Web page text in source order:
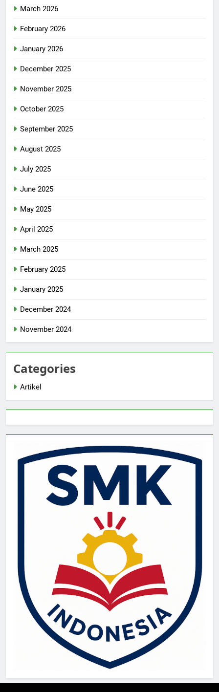
March 2026
February 2026
January 2026
December 2025
November 2025
October 2025
September 2025
August 2025
July 2025
June 2025
May 2025
April 2025
March 2025
February 2025
January 2025
December 2024
November 2024
Categories
Artikel